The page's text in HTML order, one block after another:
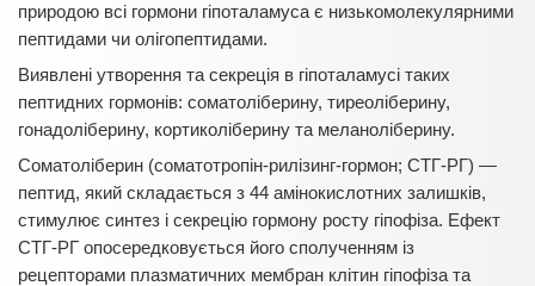
природою всі гормони гіпоталамуса є низькомолекулярними
пептидами чи олігопептидами.
Виявлені утворення та секреція в гіпоталамусі таких
пептидних гормонів: соматоліберину, тиреоліберину,
гонадоліберину, кортиколіберину та меланоліберину.
Соматоліберин (соматотропін-рилізинг-гормон; СТГ-РГ) —
пептид, який складається з 44 амінокислотних залишків,
стимулює синтез і секрецію гормону росту гіпофіза. Ефект
СТГ-РГ опосередковується його сполученням із
рецепторами плазматичних мембран клітин гіпофіза та